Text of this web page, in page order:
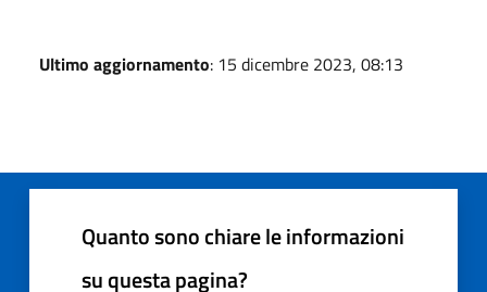
Ultimo aggiornamento: 15 dicembre 2023, 08:13
Quanto sono chiare le informazioni
su questa pagina?